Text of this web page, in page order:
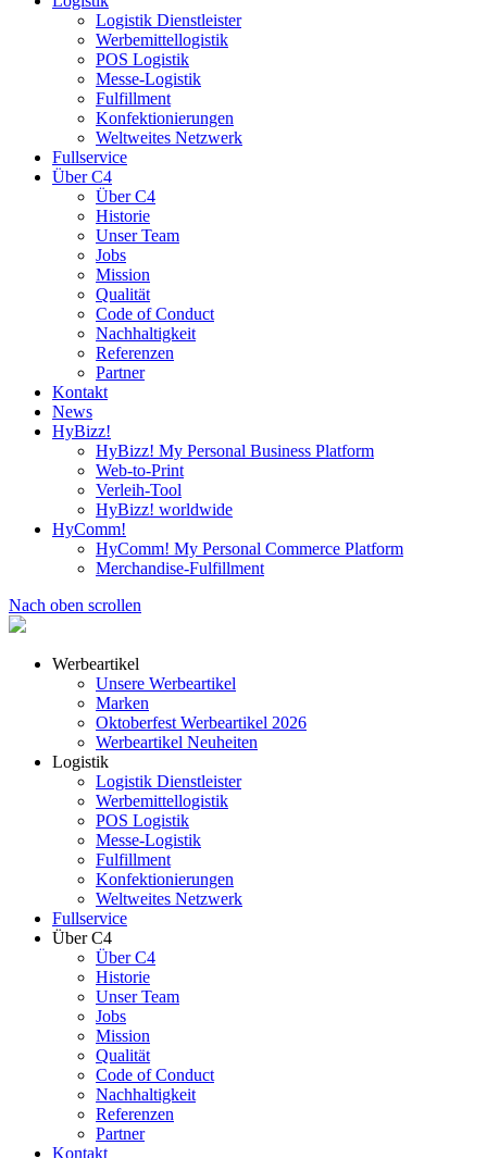
Logistik Dienstleister
Werbemittellogistik
POS Logistik
Messe-Logistik
Fulfillment
Konfektionierungen
Weltweites Netzwerk
Fullservice
Über C4
Über C4
Historie
Unser Team
Jobs
Mission
Qualität
Code of Conduct
Nachhaltigkeit
Referenzen
Partner
Kontakt
News
HyBizz!
HyBizz! My Personal Business Platform
Web-to-Print
Verleih-Tool
HyBizz! worldwide
HyComm!
HyComm! My Personal Commerce Platform
Merchandise-Fulfillment
Nach oben scrollen
Werbeartikel
Unsere Werbeartikel
Marken
Oktoberfest Werbeartikel 2026
Werbeartikel Neuheiten
Logistik
Logistik Dienstleister
Werbemittellogistik
POS Logistik
Messe-Logistik
Fulfillment
Konfektionierungen
Weltweites Netzwerk
Fullservice
Über C4
Über C4
Historie
Unser Team
Jobs
Mission
Qualität
Code of Conduct
Nachhaltigkeit
Referenzen
Partner
Kontakt